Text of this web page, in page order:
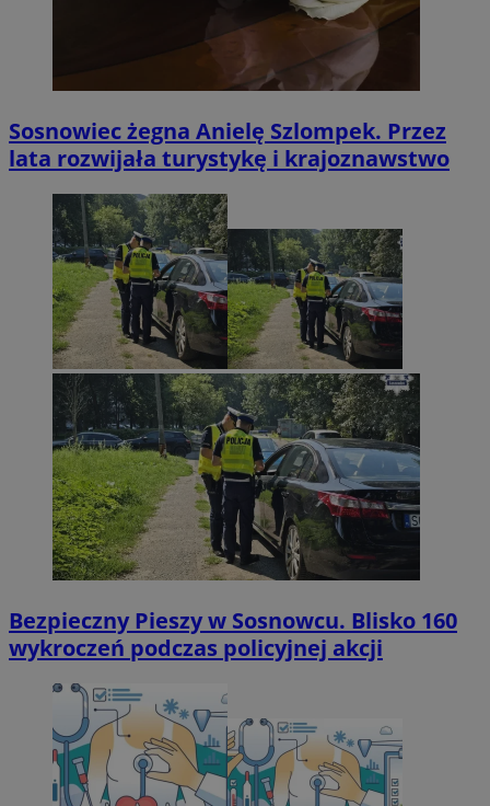
Sosnowiec żegna Anielę Szlompek. Przez
lata rozwijała turystykę i krajoznawstwo
Bezpieczny Pieszy w Sosnowcu. Blisko 160
wykroczeń podczas policyjnej akcji